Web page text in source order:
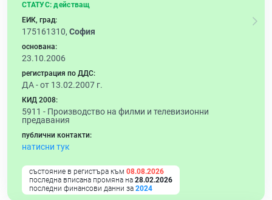
СТАТУС: действащ
ЕИК, град:
175161310, София
основана:
23.10.2006
регистрация по ДДС:
ДА - от 13.02.2007 г.
КИД 2008:
5911 - Производство на филми и телевизионни
предавания
публични контакти:
натисни тук
състояние в регистъра към 08.08.2026
последна вписана промяна на 28.02.2026
последни финансови данни за 2024